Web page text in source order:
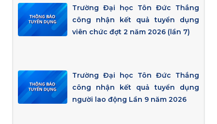
Trường Đại học Tôn Đức Thắng
công nhận kết quả tuyển dụng
viên chức đợt 2 năm 2026 (lần 7)
Trường Đại học Tôn Đức Thắng
công nhận kết quả tuyển dụng
người lao động Lần 9 năm 2026